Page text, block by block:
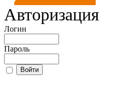
Авторизация
Логин
Пароль